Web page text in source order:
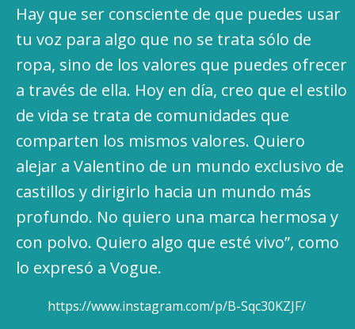
Hay que ser consciente de que puedes usar
tu voz para algo que no se trata sólo de
ropa, sino de los valores que puedes ofrecer
a través de ella. Hoy en día, creo que el estilo
de vida se trata de comunidades que
comparten los mismos valores. Quiero
alejar a Valentino de un mundo exclusivo de
castillos y dirigirlo hacia un mundo más
profundo. No quiero una marca hermosa y
con polvo. Quiero algo que esté vivo”, como
lo expresó a Vogue.
https://www.instagram.com/p/B-Sqc30KZJF/